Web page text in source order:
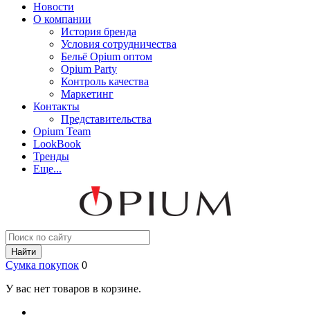
Новости
О компании
История бренда
Условия сотрудничества
Бельё Opium оптом
Opium Party
Контроль качества
Маркетинг
Контакты
Представительства
Opium Team
LookBook
Тренды
Еще...
Найти
Сумка покупок 0
У вас нет товаров в корзине.